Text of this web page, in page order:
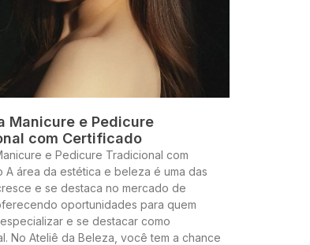
Manicure e Pedicure
com Certificado
e Pedicure Tradicional com
A área da estética e beleza é uma das
e se destaca no mercado de
oportunidades para quem
e se destacar como
No Ateliê da Beleza, você tem a chance